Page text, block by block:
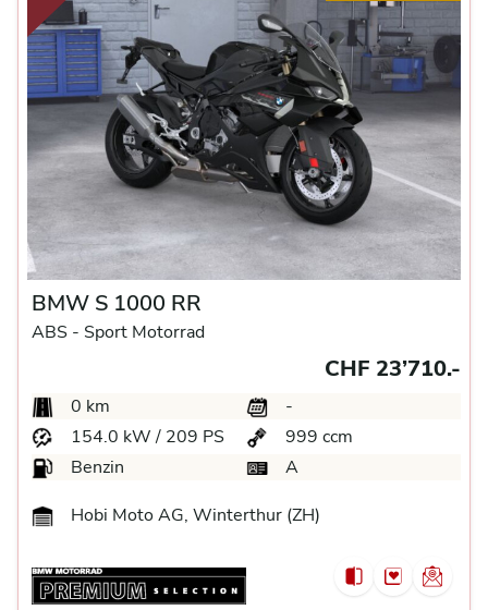
BMW S 1000 RR
ABS - Sport Motorrad
CHF 23’710.-
0 km
-
154.0 kW / 209 PS
999 ccm
Benzin
A
Hobi Moto AG, Winterthur (ZH)